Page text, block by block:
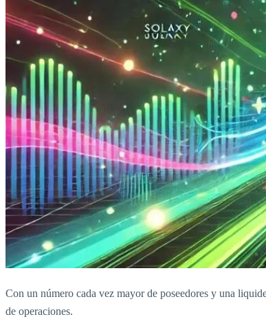
Con un número cada vez mayor de poseedores y una
de operaciones.